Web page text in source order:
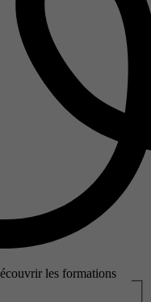
les formations